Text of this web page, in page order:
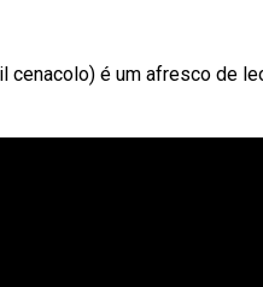
é um afresco de